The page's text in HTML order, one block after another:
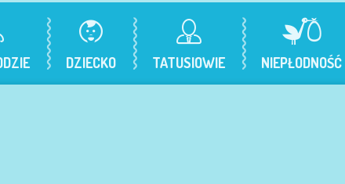
DZIECKO TATUSIOWIE NIEPŁODNOŚĆ